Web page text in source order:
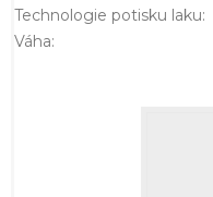
Technologie potisku laku:
Váha: